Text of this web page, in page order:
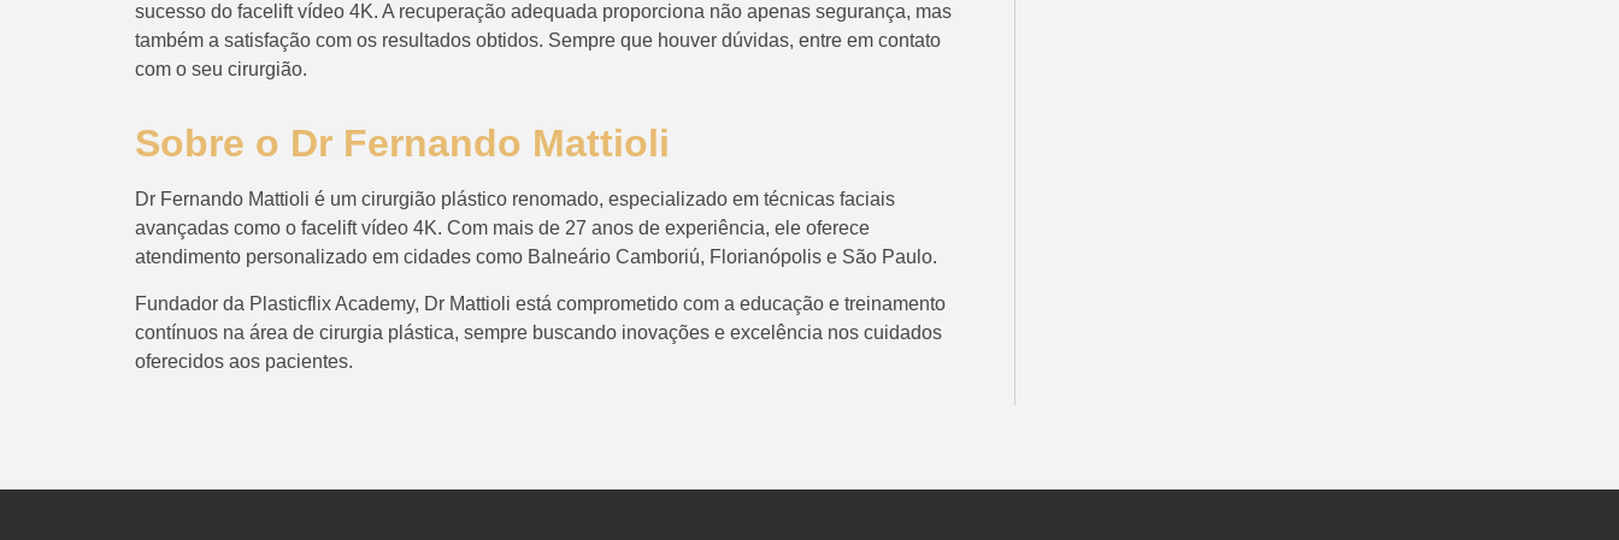
sucesso do facelift vídeo 4K. A recuperação adequada proporciona não apenas segurança, mas
também a satisfação com os resultados obtidos. Sempre que houver dúvidas, entre em contato
com o seu cirurgião.
Sobre o Dr Fernando Mattioli
Dr Fernando Mattioli é um cirurgião plástico renomado, especializado em técnicas faciais
avançadas como o facelift vídeo 4K. Com mais de 27 anos de experiência, ele oferece
atendimento personalizado em cidades como Balneário Camboriú, Florianópolis e São Paulo.
Fundador da Plasticflix Academy, Dr Mattioli está comprometido com a educação e treinamento
contínuos na área de cirurgia plástica, sempre buscando inovações e excelência nos cuidados
oferecidos aos pacientes.